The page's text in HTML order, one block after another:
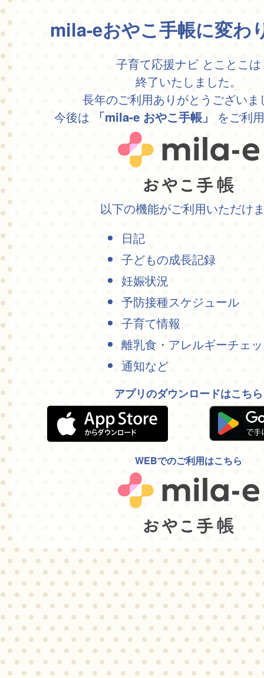
mila-eおやこ手帳に変わ
子育て応援ナビ とことこは
終了いたしました。
長年のご利用ありがとうございま
今後は
「mila-e おやこ手帳」 をご利
以下の機能がご利用いただけ
日記
子どもの成長記録
妊娠状況
予防接種スケジュール
子育て情報
離乳食・アレルギーチェ
通知など
アプリのダウンロードはこちら
WEBでのご利用はこちら